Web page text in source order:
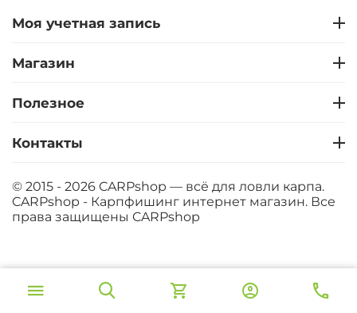
Моя учетная запись
Магазин
Полезное
Контакты
© 2015 - 2026 CARPshop — всё для ловли карпа.
CARPshop - Карпфишинг интернет магазин. Все
права защищены CARPshop